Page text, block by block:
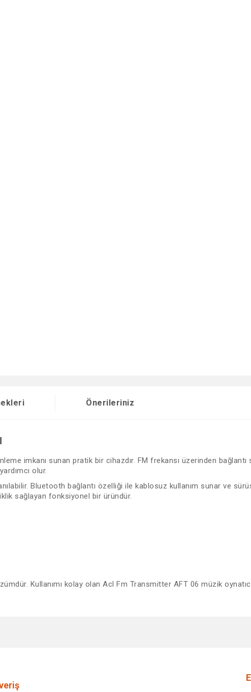
Önerileriniz
imkanı sunan pratik bir cihazdır. FM frekansı üzerinden bağlantı
olur.
Bluetooth bağlantı özelliği ile kablosuz kullanım sunar ve
sağlayan fonksiyonel bir üründür.
Kullanımı kolay olan Acl Fm Transmitter AFT 06 müzik